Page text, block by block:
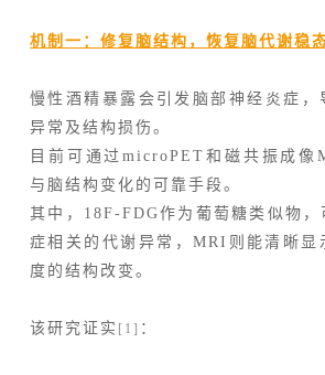
机制一：修复脑结构，恢复脑代谢稳
慢性酒精暴露会引发脑部神经炎症，
异常及结构损伤。
目前可通过microPET和磁共振成像
与脑结构变化的可靠手段。
其中，18F-FDG作为葡萄糖类似物，
症相关的代谢异常，MRI则能清晰显
度的结构改变。
该研究证实 [1] ：